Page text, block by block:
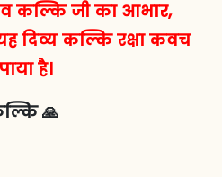
कल्कि जी का आभार,
दिव्य कल्कि रक्षा कवच
है।
🙏